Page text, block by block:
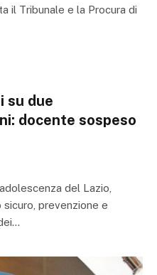
il Tribunale e la Procura di
su due
docente sospeso
del Lazio,
sicuro, prevenzione e